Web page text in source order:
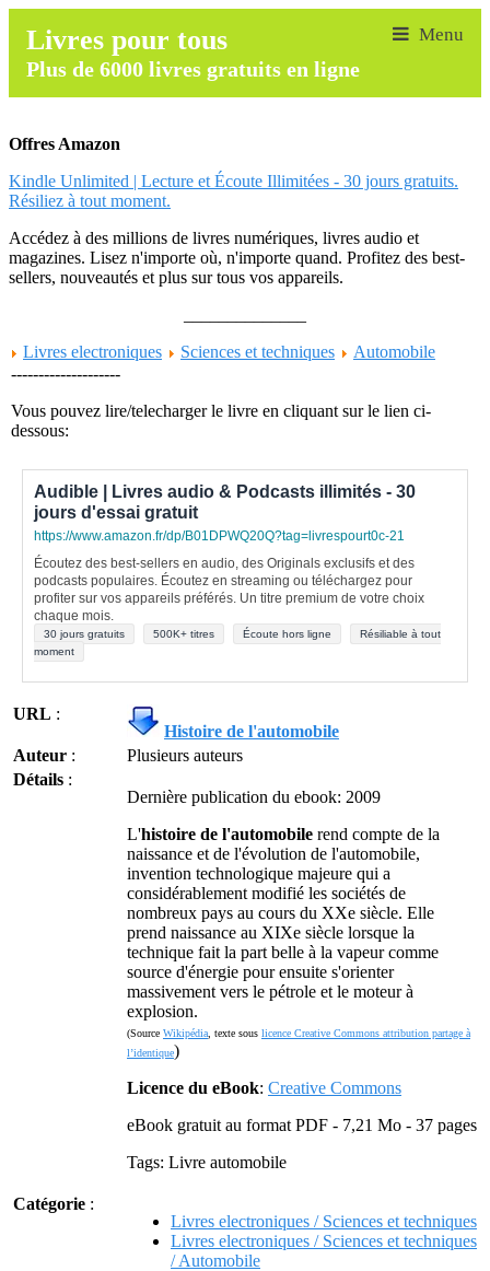
Livres pour tous
Plus de 6000 livres gratuits en ligne
Offres Amazon
Kindle Unlimited | Lecture et Écoute Illimitées - 30 jours gratuits.
Résiliez à tout moment.
Accédez à des millions de livres numériques, livres audio et
magazines. Lisez n'importe où, n'importe quand. Profitez des best-
sellers, nouveautés et plus sur tous vos appareils.
Livres electroniques
Sciences et techniques
Automobile
--------------------
Vous pouvez lire/telecharger le livre en cliquant sur le lien ci-
dessous:
Audible | Livres audio & Podcasts illimités - 30
jours d'essai gratuit
https://www.amazon.fr/dp/B01DPWQ20Q?tag=livrespourt0c-21
Écoutez des best-sellers en audio, des Originals exclusifs et des
podcasts populaires. Écoutez en streaming ou téléchargez pour
profiter sur vos appareils préférés. Un titre premium de votre choix
chaque mois.
30 jours gratuits 500K+ titres Écoute hors ligne
Résiliable à tout
moment
URL :
Histoire de l'automobile
Auteur :
Plusieurs auteurs
Détails :
Dernière publication du ebook: 2009
L'histoire de l'automobile rend compte de la
naissance et de l'évolution de l'automobile,
invention technologique majeure qui a
considérablement modifié les sociétés de
nombreux pays au cours du XXe siècle. Elle
prend naissance au XIXe siècle lorsque la
technique fait la part belle à la vapeur comme
source d'énergie pour ensuite s'orienter
massivement vers le pétrole et le moteur à
explosion.
(Source Wikipédia , texte sous licence Creative Commons attribution partage à
l’identique)
Licence du eBook: Creative Commons
eBook gratuit au format PDF - 7,21 Mo - 37 pages
Tags: Livre automobile
Catégorie :
Livres electroniques / Sciences et techniques
Livres electroniques / Sciences et techniques
/ Automobile